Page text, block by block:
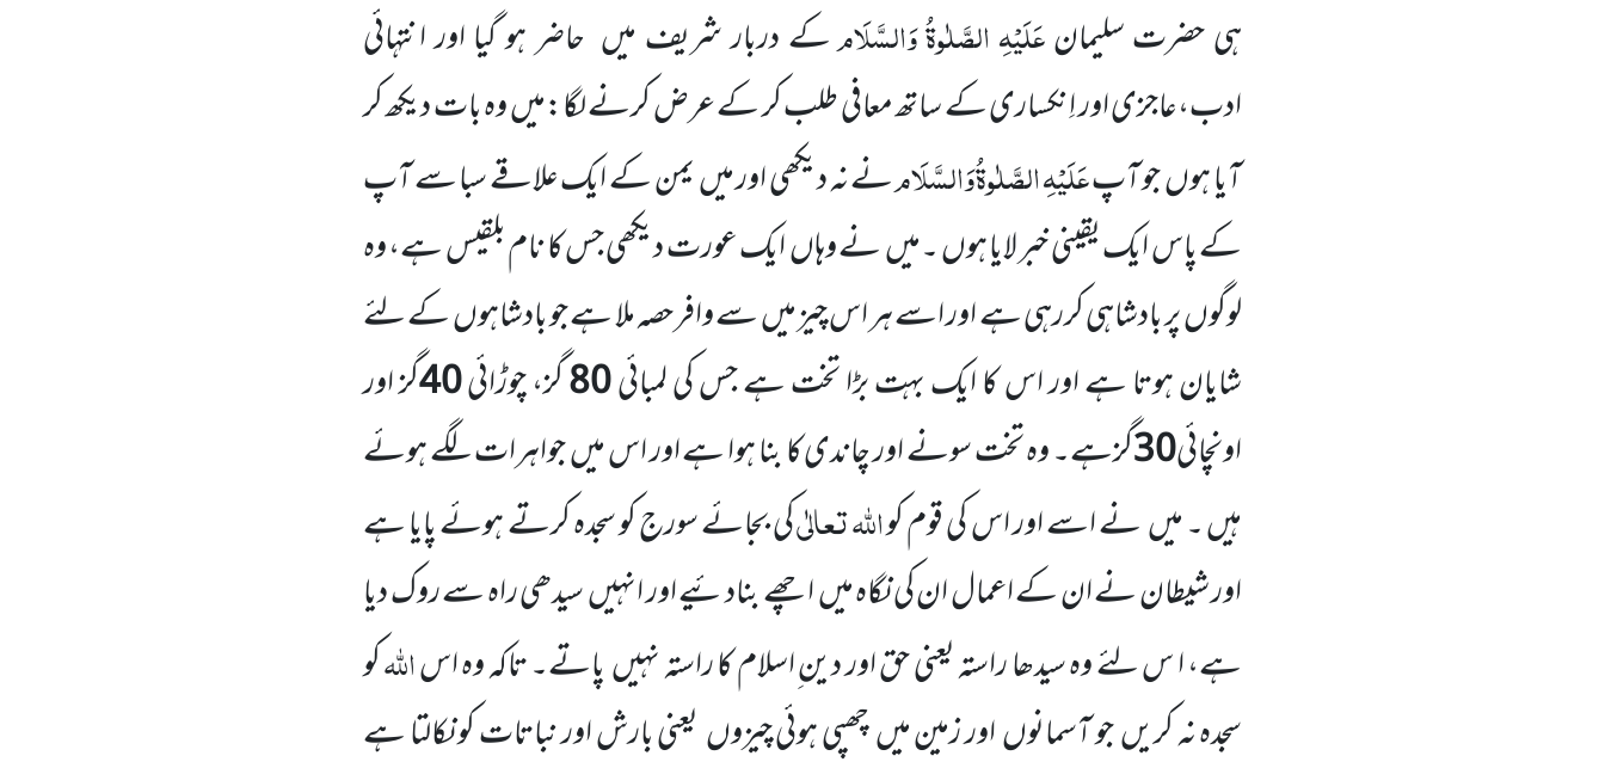
ہی حضرت سلیمانعَلَیْہِالصَّلٰوۃُوَالسَّلَامکے دربارشریف میں حاضر ہو گیا اور انتہائی
ادب،عاجزی اور اِنکساری کے ساتھ معافی طلب کر کے عرض کرنے لگا:میں وہ بات دیکھ کر
آیا ہوںجو آپعَلَیْہِالصَّلٰوۃُوَالسَّلَامنے نہ دیکھی اور میںیمن کے ایک علاقے سبا سے آپ
کے پاس ایک یقینی خبر لایا ہوں ۔میںنے وہاںایک عورت دیکھی جس کا نام بلقیس ہے، وہ
لوگوںپر بادشاہی کررہی ہے اور اسے ہر اس چیز میںسے وافر حصہ ملا ہے جو بادشاہوںکے لئے
شایان ہوتا ہے اور اس کا ایک بہت بڑا تخت ہے جس کی لمبائی80گز، چوڑائی40گز اور
اونچائی30گزہے۔ وہ تخت سونے اور چاندی کا بنا ہوا ہے اور اس میںجواہرات لگے ہوئے
ہیں ۔ میںنے اسے اور اس کی قوم کواللہتعالٰیکی بجائے سورج کو سجدہ کرتے ہوئے پایا ہے
اور شیطان نے ان کے اعمال ان کی نگاہ میںاچھے بنادئیے اور انہیںسیدھی راہ سے روک دیا
ہے، ا س لئے وہ سیدھا راستہ یعنی حق اور دین ِاسلام کا راستہنہیںپاتے۔ تاکہ وہ اساللہکو
سجدہ نہ کریںجو آسمانوںاور زمین میںچھپی ہوئی چیزوںیعنی بارش اور نباتاتکو نکالتاہے